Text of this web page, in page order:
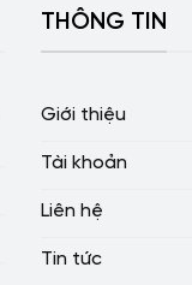
THÔNG TIN
Giới thiệu
Tài khoản
Liên hệ
Tin tức